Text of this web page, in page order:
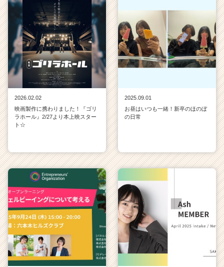
2026.02.02
映画製作に携わりました！『ゴリ
ラホール』2/27より本上映スター
ト☆
2025.09.01
お昼はいつも一緒！新卒のほのぼ
の日常